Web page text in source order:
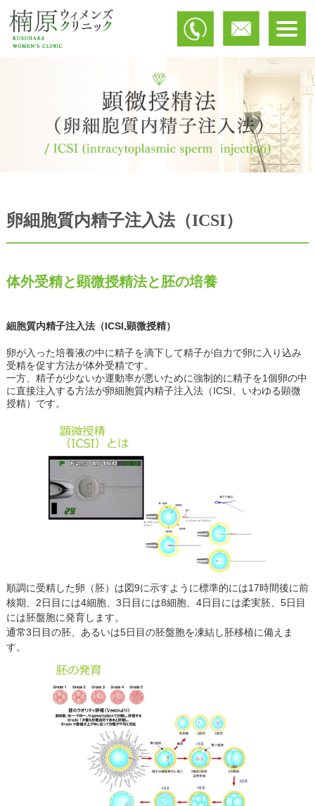
卵細胞質内精子注入法（ICSI）
体外受精と顕微授精法と胚の培養
細胞質内精子注入法（ICSI,顕微授精）
卵が入った培養液の中に精子を滴下して精子が自力で卵に入り込み
受精を促す方法が体外受精です。
一方、精子が少ないか運動率が悪いために強制的に精子を1個卵の中
に直接注入する方法が卵細胞質内精子注入法（ICSI、いわゆる顕微
授精）です。
順調に受精した卵（胚）は図9に示すように標準的には17時間後に前
核期、2日目には4細胞、3日目には8細胞、4日目には柔実胚、5日目
には胚盤胞に発育します。
通常3日目の胚、あるいは5日目の胚盤胞を凍結し胚移植に備えま
す。